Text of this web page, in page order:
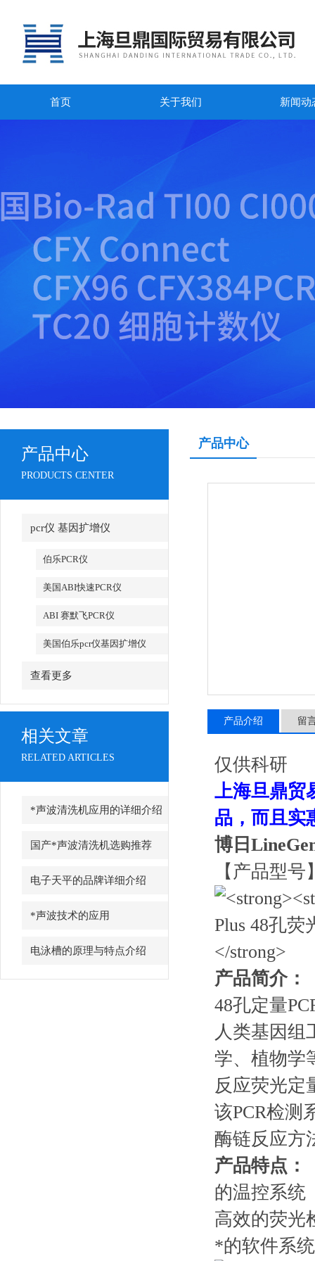
首页 关于我们 新闻动
产品中心
PRODUCTS CENTER
pcr仪 基因扩增仪
伯乐PCR仪
美国ABI快速PCR仪
ABI 赛默飞PCR仪
美国伯乐pcr仪基因扩增仪
查看更多
相关文章
RELATED ARTICLES
*声波清洗机应用的详细介绍
国产*声波清洗机选购推荐
电子天平的品牌详细介绍
*声波技术的应用
电泳槽的原理与特点介绍
产品中心
产品介绍 留
仅供科研
上海旦鼎贸
品，而且实
博日
【产品型
产品简介：
48孔定量
人类基因组
学、植物学
反应荧光定
该PCR检测
酶链反应方
产品特点：
的温控系统
高效的荧光
*的软件系统